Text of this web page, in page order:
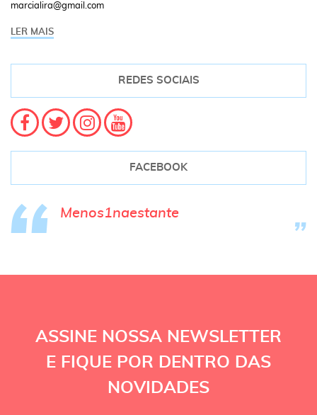
marcialira@gmail.com
LER MAIS
REDES SOCIAIS
FACEBOOK
Menos1naestante
ASSINE NOSSA NEWSLETTER
E FIQUE POR DENTRO DAS
NOVIDADES